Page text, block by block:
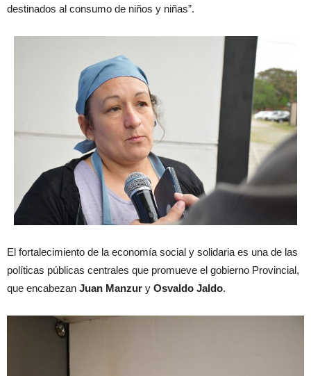
destinados al consumo de niños y niñas”.
El fortalecimiento de la economía social y solidaria es una de las
políticas públicas centrales que promueve el gobierno Provincial,
que encabezan Juan Manzur y Osvaldo Jaldo.